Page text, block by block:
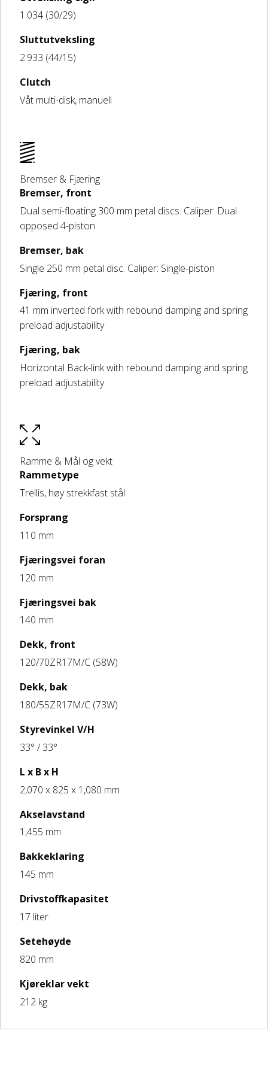
1.034 (30/29)
Sluttutveksling
2.933 (44/15)
Clutch
Våt multi-disk, manuell
Bremser & Fjæring
Bremser, front
Dual semi-floating 300 mm petal discs. Caliper: Dual
opposed 4-piston
Bremser, bak
Single 250 mm petal disc. Caliper: Single-piston
Fjæring, front
41 mm inverted fork with rebound damping and spring
preload adjustability
Fjæring, bak
Horizontal Back-link with rebound damping and spring
preload adjustability
Ramme & Mål og vekt
Rammetype
Trellis, høy strekkfast stål
Forsprang
110 mm
Fjæringsvei foran
120 mm
Fjæringsvei bak
140 mm
Dekk, front
120/70ZR17M/C (58W)
Dekk, bak
180/55ZR17M/C (73W)
Styrevinkel V/H
33° / 33°
L x B x H
2,070 x 825 x 1,080 mm
Akselavstand
1,455 mm
Bakkeklaring
145 mm
Drivstoffkapasitet
17 liter
Setehøyde
820 mm
Kjøreklar vekt
212 kg